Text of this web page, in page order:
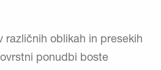
različnih oblikah in presekih
ponudbi boste